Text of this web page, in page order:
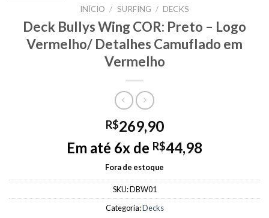
INÍCIO / SURFING / DECKS
Deck Bullys Wing COR: Preto – Logo
Vermelho/ Detalhes Camuflado em
Vermelho
R$269,90
Em até 6x de R$44,98
Fora de estoque
SKU:DBW01
Categoria:Decks